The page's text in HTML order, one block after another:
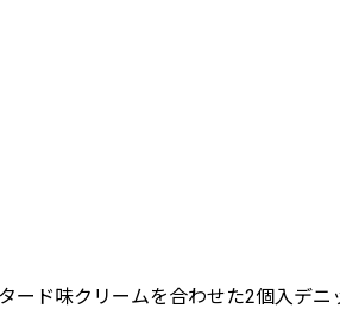
ード味クリームを合わせた2個入デニ